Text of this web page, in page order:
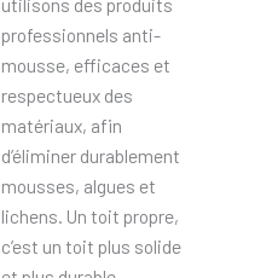
professionnels anti-
mousse, efficaces et
respectueux des
matériaux, afin
d’éliminer durablement
mousses, algues et
lichens. Un toit propre,
c’est un toit plus solide